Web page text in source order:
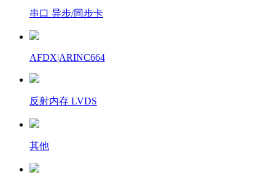
串口 异步/同步卡
AFDX|ARINC664
反射内存 LVDS
其他